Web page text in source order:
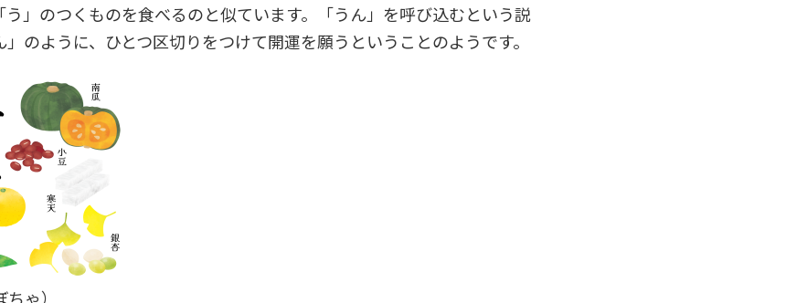
う」のつくものを食べるのと似ています。「うん」を呼び込むという説
のように、ひとつ区切りをつけて開運を願うということのようです。
ゃ）